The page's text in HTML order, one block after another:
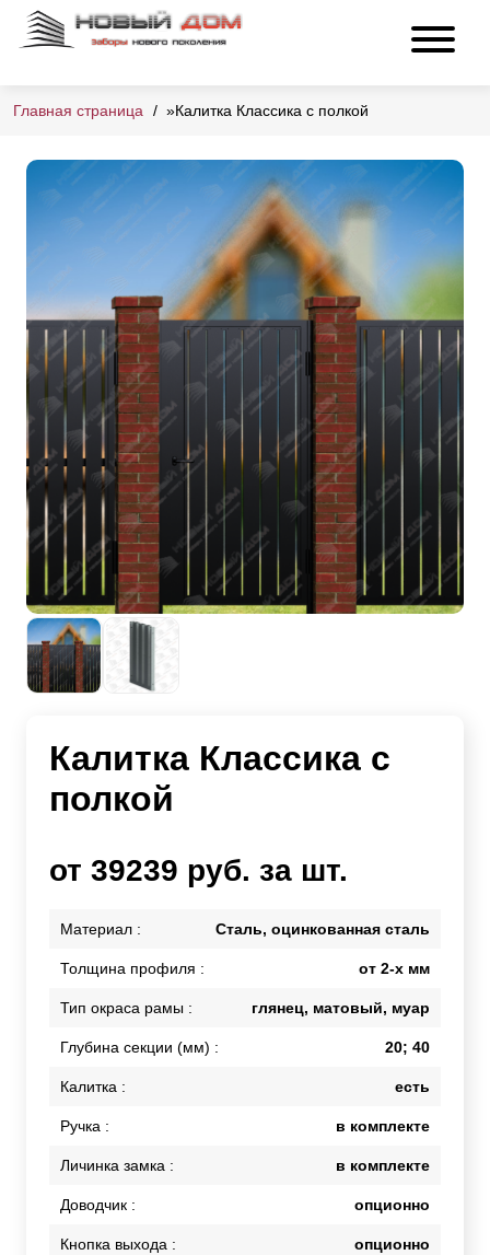
Главная страница »Калитка Классика с полкой
Калитка Классика с
полкой
от 39239 руб. за шт.
Материал : Сталь, оцинкованная сталь
Толщина профиля : от 2-х мм
Тип окраса рамы : глянец, матовый, муар
Глубина секции (мм) : 20; 40
Калитка : есть
Ручка : в комплекте
Личинка замка : в комплекте
Доводчик : опционно
Кнопка выхода : опционно